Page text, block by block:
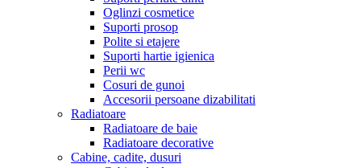
Oglinzi cosmetice
Suporti prosop
Polite si etajere
Suporti hartie igienica
Perii wc
Cosuri de gunoi
Accesorii persoane dizabilitati
Radiatoare
Radiatoare de baie
Radiatoare decorative
Cabine, cadite, dusuri